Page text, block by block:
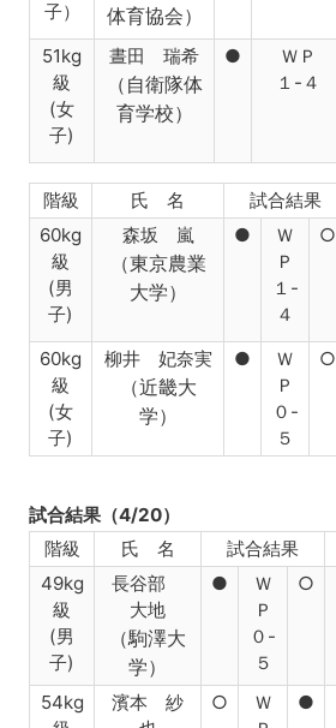
子） 体育協会）
51kg
級
(女
子)
晝田 瑞希
（自衛隊体
育学校）
●
ＷＰ
１-４
階級 氏 名 試合結果
60kg
級
(男
子)
森坂 嵐
（東京農業
大学）
●
Ｗ
Ｐ
１-
４
○
60kg
級
(女
子)
柳井 妃奈実
（近畿大
学）
●
Ｗ
Ｐ
０-
５
○
試合結果（4/20）
階級
氏 名 試合結果
49kg
級
(男
子)
長谷部
大地
（駒澤大
学）
●
Ｗ
Ｐ
０-
５
○
54kg
濱本 紗
○
Ｗ
●